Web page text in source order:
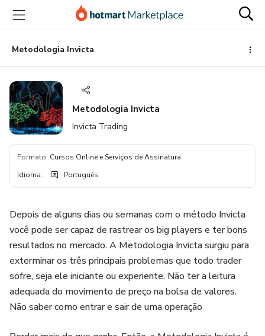
para
conteúdo
principal
para
pagamento
para
rodapéMetodologia Invicta
Metodologia Invicta
Invicta Trading
Formato: Cursos Online e Serviços de Assinatura
Idioma: Português
Depois de alguns dias ou semanas com o método Invicta
você pode ser capaz de rastrear os big players e ter bons
resultados no mercado. A Metodologia Invicta surgiu para
exterminar os três principais problemas que todo trader
sofre, seja ele iniciante ou experiente. Não ter a leitura
adequada do movimento de preço na bolsa de valores.
Não saber como entrar e sair de uma operação